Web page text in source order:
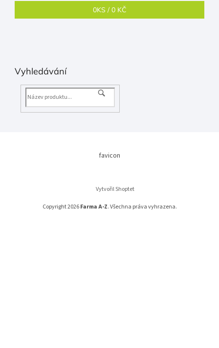
0KS /0 KČ
Vyhledávání
favicon
Vytvořil Shoptet
Copyright 2026Farma A-Z. Všechna práva vyhrazena.